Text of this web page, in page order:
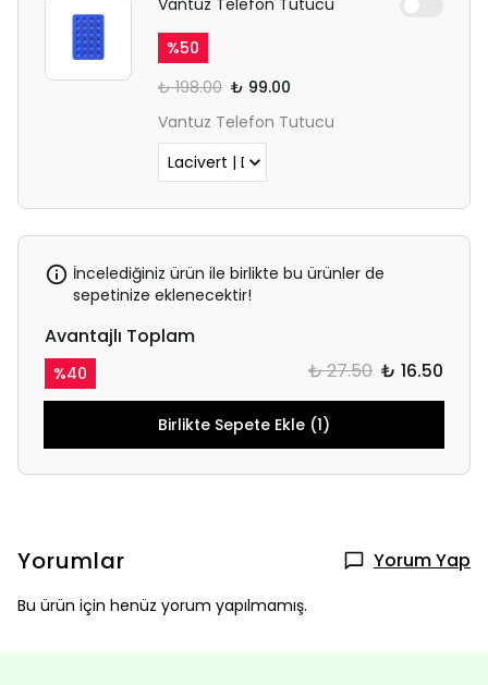
%50
₺ 198.00 ₺ 99.00
Vantuz Telefon Tutucu
İncelediğiniz ürün ile birlikte bu ürünler de
sepetinize eklenecektir!
Avantajlı Toplam
%40 ₺ 27.50 ₺ 16.50
Birlikte Sepete Ekle (1)
Yorumlar Yorum Yap
Bu ürün için henüz yorum yapılmamış.